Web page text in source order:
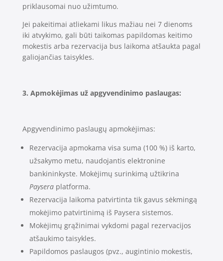
priklausomai nuo užimtumo.
Jei pakeitimai atliekami likus mažiau nei 7 dienoms
iki atvykimo, gali būti taikomas papildomas keitimo
mokestis arba rezervacija bus laikoma atšaukta pagal
galiojančias taisykles.
3. Apmokėjimas už apgyvendinimo paslaugas:
Apgyvendinimo paslaugų apmokėjimas:
Rezervacija apmokama visa suma (100 %) iš karto,
užsakymo metu, naudojantis elektronine
bankininkyste. Mokėjimų surinkimą užtikrina
Payseraplatforma.
Rezervacija laikoma patvirtinta tik gavus sėkmingą
mokėjimo patvirtinimą iš Paysera sistemos.
Mokėjimų grąžinimai vykdomi pagal rezervacijos
atšaukimo taisykles.
Papildomos paslaugos (pvz., augintinio mokestis,